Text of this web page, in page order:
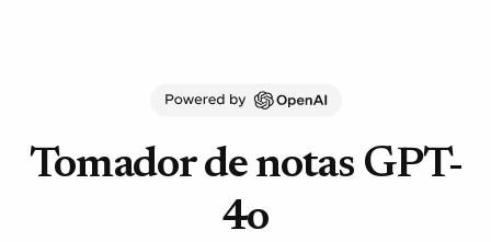
Tomador de notas GPT-
4o